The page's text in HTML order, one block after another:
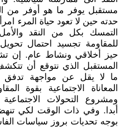
مستقبل يوفر ما هو أوفر من
حدته حين لا تعود حياة المرء
التمسك بكل من النقد
للمقاومة تجسيد احتمال
حيز أخلاقي ونشاط عام. إن
المستقبل الذي نتوقع أن
ما لا يقل عن مواجهة تدفق
المعاناة الاجتماعية بقوة
ومشروع التحولات
أبدا. وفي ذات الوقت لكي
بوجه تحديات بروز سياسات